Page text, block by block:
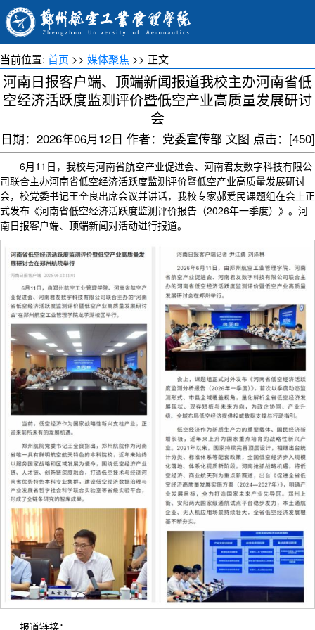
当前位置: 首页 >> 媒体聚焦 >> 正文
河南日报客户端、顶端新闻报道我校主办河南省低
空经济活跃度监测评价暨低空产业高质量发展研讨
会
日期：2026年06月12日 作者：党委宣传部 文图 点击：[450]
6月11日，我校与河南省航空产业促进会、河南君友数字科技有限公
司联合主办河南省低空经济活跃度监测评价暨低空产业高质量发展研讨
会，校党委书记王全良出席会议并讲话，我校专家郝爱民课题组在会上正
式发布《河南省低空经济活跃度监测评价报告（2026年一季度）》。河
南日报客户端、顶端新闻对活动进行报道。
报道链接：